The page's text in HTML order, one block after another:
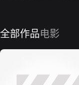
全部作品电影